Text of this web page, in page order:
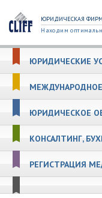
ЮРИДИЧЕСКАЯ
Находим
ЮРИДИЧЕСКИЕ
ЮРИДИЧЕСКОЕ
КОНСАЛТИНГ,
РЕГИСТРАЦИЯ